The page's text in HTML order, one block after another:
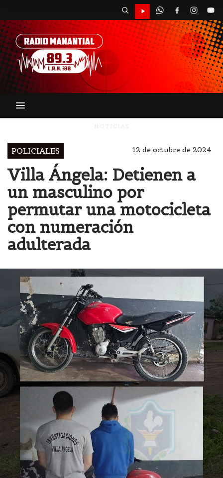
POLICIALES 12 de octubre de 2024
Villa Ángela: Detienen a
un masculino por
permutar una motocicleta
con numeración
adulterada